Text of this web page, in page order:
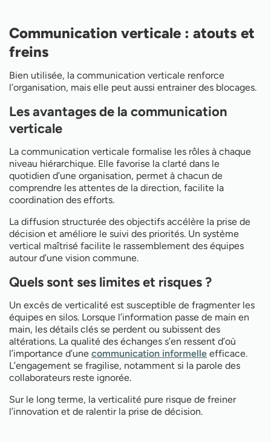
Communication verticale : atouts et
freins
Bien utilisée, la communication verticale renforce
l’organisation, mais elle peut aussi entrainer des blocages.
Les avantages de la communication
verticale
La communication verticale formalise les rôles à chaque
niveau hiérarchique. Elle favorise la clarté dans le
quotidien d’une organisation, permet à chacun de
comprendre les attentes de la direction, facilite la
coordination des efforts.
La diffusion structurée des objectifs accélère la prise de
décision et améliore le suivi des priorités. Un système
vertical maîtrisé facilite le rassemblement des équipes
autour d’une vision commune.
Quels sont ses limites et risques ?
Un excès de verticalité est susceptible de fragmenter les
équipes en silos. Lorsque l’information passe de main en
main, les détails clés se perdent ou subissent des
altérations. La qualité des échanges s’en ressent d’où
l’importance d’une communication informelle efficace.
L’engagement se fragilise, notamment si la parole des
collaborateurs reste ignorée.
Sur le long terme, la verticalité pure risque de freiner
l’innovation et de ralentir la prise de décision.